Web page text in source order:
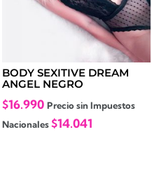
BODY SEXITIVE DREAM
ANGEL NEGRO
$16.990 Precio sin Impuestos
Nacionales$14.041